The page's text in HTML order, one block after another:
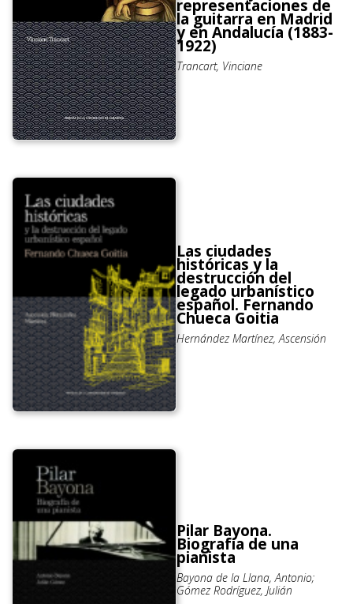
representaciones de
la guitarra en Madrid
y en Andalucía (1883-
1922)
Trancart, Vinciane
Las ciudades
históricas y la
destrucción del
legado urbanístico
español. Fernando
Chueca Goitia
Hernández Martínez, Ascensión
Pilar Bayona.
Biografía de una
pianista
Bayona de la Llana, Antonio;
Gómez Rodríguez, Julián